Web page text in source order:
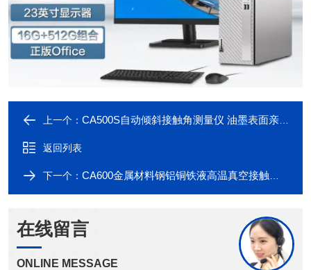
上一个： CA500S自动倾斜接触角测量仪 油墨表面亲疏水测试
返回列表
下一个： CA600金属材料钢铝铜铁液高温真空接触角测量仪
在线留言
ONLINE MESSAGE